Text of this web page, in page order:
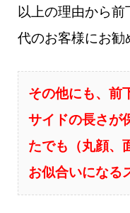
以上の理由から
代のお客様にお勧
その他にも、前
サイドの長さが
たでも（丸顔、
お似合いになる